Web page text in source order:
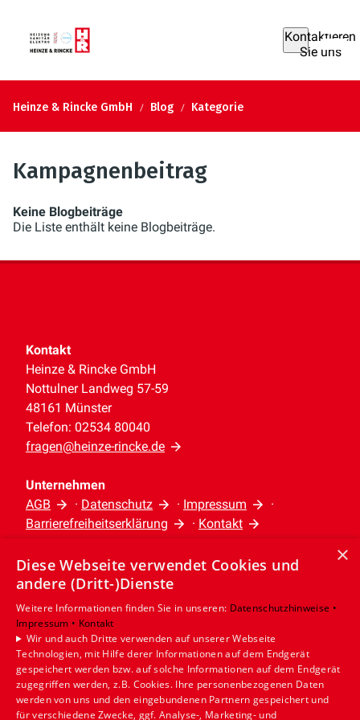
Kontaktieren
Sie uns
Heinze & Rincke GmbH Blog Kategorie
Kampagnenbeitrag
Keine Blogbeiträge
Die Liste enthält keine Blogbeiträge.
Kontakt
Heinze & Rincke GmbH
Nottulner Landweg 57-59
48161 Münster
Telefon: 02534 80040
fragen@heinze-rincke.de
Unternehmen
AGB
· Datenschutz · Impressum
·
Barrierefreiheitserklärung
· Kontakt
Leistungen
Privatkunden
Gewerbekunden
Karriere
Unternehmen
Standort
Münster
×
Diese Webseite verwendet Cookies und
andere (Dritt-)Dienste
Weitere Informationen finden Sie in unseren: Datenschutzhinweise •
Impressum • Kontakt
Wir und auch Dritte verwenden auf unserer Webseite
Technologien, mit Hilfe derer Informationen auf dem Endgerät
gespeichert werden bzw. auf solche Informationen auf dem Endgerät
zugegriffen werden, z.B. Cookies. Ihre personenbezogenen Daten
werden von uns und den eingebundenen Partnern gespeichert und
für verschiedene Zwecke, ggf. Analyse-, Marketing- und